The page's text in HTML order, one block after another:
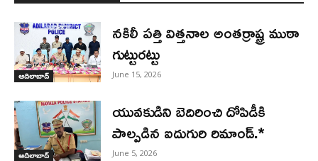
ఆదిలాబాద్
నకిలీ పత్తి విత్తనాల అంతర్రాష్ట్ర ముఠా
గుట్టురట్టు
June 15, 2026
ఆదిలాబాద్
యువకుడిని బెదిరించి దోపిడీకి
పాల్పడిన ఐదుగురి రిమాండ్.*
June 5, 2026